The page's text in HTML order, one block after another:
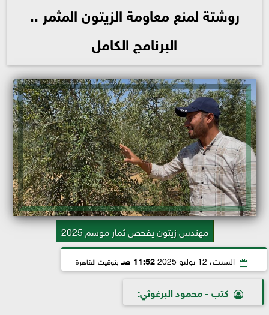
روشتة لمنع معاومة الزيتون المثمر ..
البرنامج الكامل
مهندس زيتون يفحص ثمار موسم 2025
السبت، 12 يوليو 2025 11:52 صـ بتوقيت القاهرة
كتب - محمود البرغوثي: